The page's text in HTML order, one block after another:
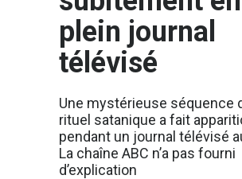
plein journal
télévisé
Une mystérieuse séquence
rituel satanique a fait
pendant un journal télévisé
La chaîne ABC n’a pas fourni
d’explication